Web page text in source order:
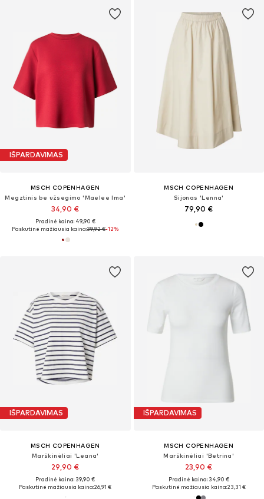
IŠPARDAVIMAS
MSCH COPENHAGEN
Megztinis be užsegimo 'Maelee Ima'
34,90 €
Pradinė kaina: 49,90 €
Paskutinė mažiausia kaina:39,92 €-12%
MSCH COPENHAGEN
Sijonas 'Lenna'
79,90 €
IŠPARDAVIMAS
MSCH COPENHAGEN
Marškinėliai 'Leana'
29,90 €
Pradinė kaina: 39,90 €
Paskutinė mažiausia kaina:26,91 €
IŠPARDAVIMAS
MSCH COPENHAGEN
Marškinėliai 'Betrina'
23,90 €
Pradinė kaina: 34,90 €
Paskutinė mažiausia kaina:23,31 €